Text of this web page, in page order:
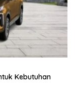
Kebutuhan